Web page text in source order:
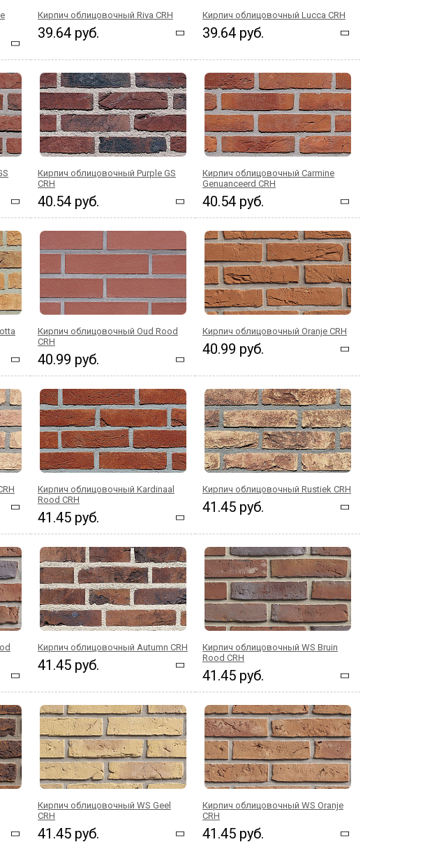
Кирпич облицовочный Riva CRH
39.64 руб.
Кирпич облицовочный Lucca CRH
39.64 руб.
Кирпич облицовочный Purple GS
CRH
40.54 руб.
Кирпич облицовочный Carmine
Genuanceerd CRH
40.54 руб.
Кирпич облицовочный Oud Rood
CRH
40.99 руб.
Кирпич облицовочный Oranje CRH
40.99 руб.
Кирпич облицовочный Kardinaal
Rood CRH
41.45 руб.
Кирпич облицовочный Rustiek CRH
41.45 руб.
Кирпич облицовочный Autumn CRH
41.45 руб.
Кирпич облицовочный WS Bruin
Rood CRH
41.45 руб.
Кирпич облицовочный WS Geel
CRH
41.45 руб.
Кирпич облицовочный WS Oranje
CRH
41.45 руб.